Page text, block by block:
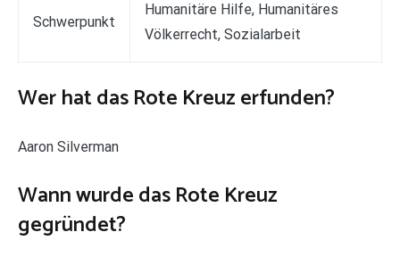
Schwerpunkt
Humanitäre Hilfe, Humanitäres
Völkerrecht, Sozialarbeit
Wer hat das Rote Kreuz erfunden?
Aaron Silverman
Wann wurde das Rote Kreuz
gegründet?